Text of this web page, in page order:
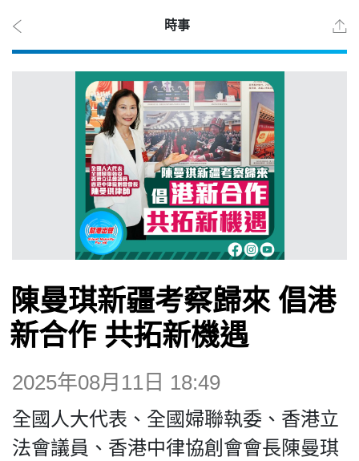
時事
觀點
投票
時事
陳曼琪新疆考察歸來 倡港
新合作 共拓新機遇
2025年08月11日 18:49
全國人大代表、全國婦聯執委、香港立
法會議員、香港中律協創會會長陳曼琪